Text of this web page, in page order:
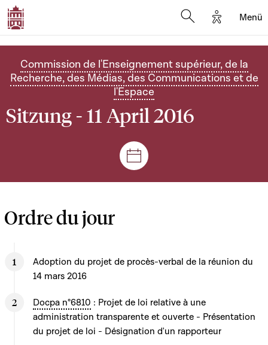
Options
Menü
Commission de l'Enseignement supérieur, de la
Recherche, des Médias, des Communications et de
l'Espace
Sitzung - 11 April 2016
Plenar- und
Ordre du jour
Adoption du projet de procès-verbal de la réunion du
14 mars 2016
Docpa n°6810 : Projet de loi relative à une
administration transparente et ouverte - Présentation
du projet de loi - Désignation d'un rapporteur